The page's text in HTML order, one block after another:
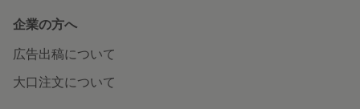
企業の方へ
広告出稿について
大口注文について